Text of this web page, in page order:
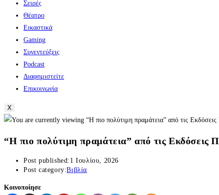
Σειρές
Θέατρο
Εικαστικά
Gaming
Συνεντεύξεις
Podcast
Διαφημιστείτε
Επικοινωνία
X
“Η πιο πολύτιμη πραμάτεια” από τις Εκδόσεις
Post published: 1 Ιουλίου, 2026
Post category:Βιβλία
Κοινοποίησε